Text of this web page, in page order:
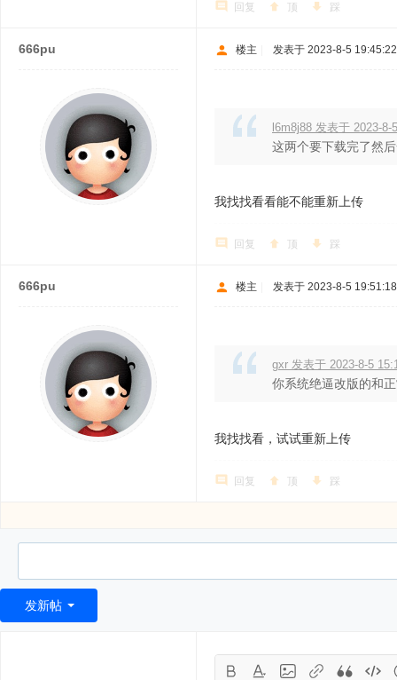
回复 顶 踩
666pu 楼主 发表于 2023-8-5 19:45:22
l6m8j88 发表于 2023-8-
这两个要下载完了然
我找找看看能不能重新上传
回复 顶 踩
666pu 楼主 发表于 2023-8-5 19:51:18
gxr 发表于 2023-8-5
你系统绝逼改版的和
我找找看，试试重新上传
回复 顶 踩
发新帖